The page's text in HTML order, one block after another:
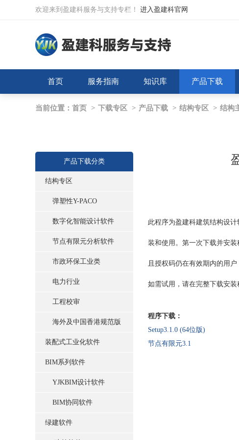
欢迎来到盈建科服务与支持专栏！ 进入盈建科官网
首页 服务指南 知识库 产品下载
当前位置： 首页 > 下载专区 > 产品下载 > 结构专区 > 结构
产品下载分类
结构专区
弹塑性Y-PACO
数字化智能设计软件
节点有限元分析软件
市政环保工业类
电力行业
工程校审
海外及中国香港规范版
装配式工业化软件
BIM系列软件
YJKBIM设计软件
BIM协同软件
绿建软件
此程序为盈建科建筑结构设
装和使用。第一次下载并安
且授权码仍在有效期内的用
如需试用，请在完整下载安装
程序下载：
Setup3.1.0 (64位版)
节点有限元3.1